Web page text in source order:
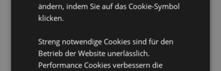
Produkttressourcen:
erfahren?
Dann lesen Sie unseren
Leitfaden für
Kundeninformationen.
ändern, indem Sie auf das Cookie-Symbol
klicken.
Streng notwendige Cookies sind für den
Betrieb der Website unerlässlich.
Performance Cookies verbessern die